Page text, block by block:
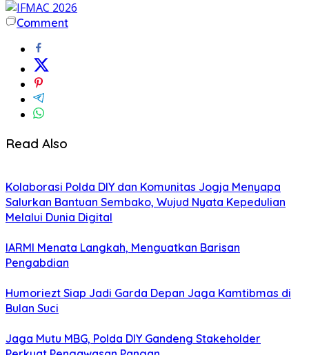
Comment
Read Also
Kolaborasi Polda DIY dan Komunitas Jogja Menyapa
Salurkan Bantuan Sembako, Wujud Nyata Kepedulian
Melalui Dunia Digital
IARMI Menata Langkah, Menguatkan Barisan
Pengabdian
Humoriezt Siap Jadi Garda Depan Jaga Kamtibmas di
Bulan Suci
Jaga Mutu MBG, Polda DIY Gandeng Stakeholder